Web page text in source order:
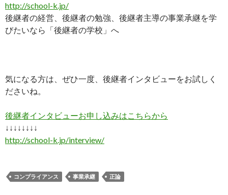
http://school-k.jp/
後継者の経営、後継者の勉強、後継者主導の事業承継を学
びたいなら「後継者の学校」へ
気になる方は、ぜひ一度、後継者インタビューをお試しく
ださいね。
後継者インタビューお申し込みはこちらから
↓↓↓↓↓↓↓↓
http://school-k.jp/interview/
コンプライアンス 事業承継 正論